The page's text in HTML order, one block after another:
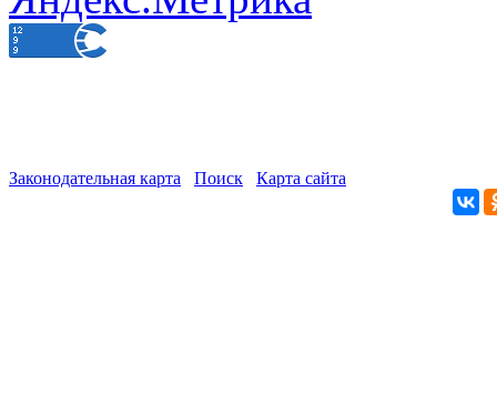
Законодательная карта Поиск Карта сайта